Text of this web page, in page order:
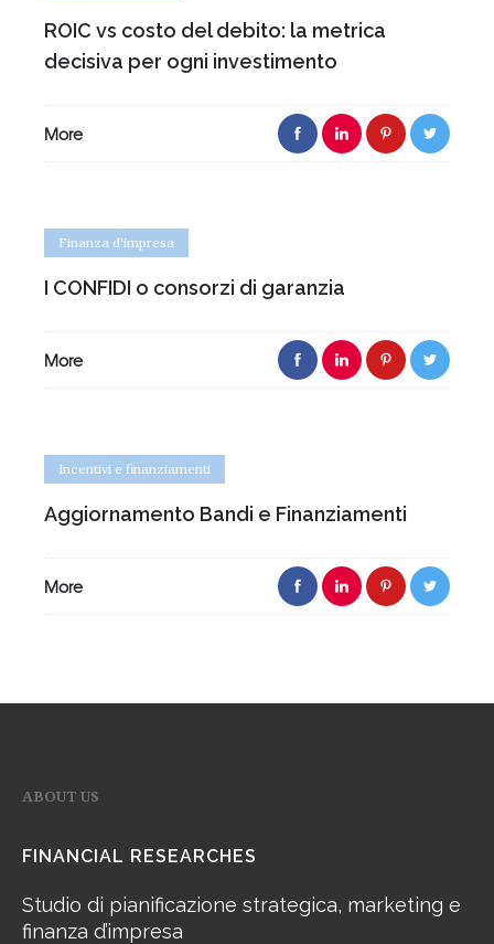
ROIC vs costo del debito: la metrica
decisiva per ogni investimento
More
Finanza d'impresa
I CONFIDI o consorzi di garanzia
More
Incentivi e finanziamenti
Aggiornamento Bandi e Finanziamenti
More
ABOUT US
FINANCIAL RESEARCHES
Studio di pianificazione strategica, marketing e
finanza d’impresa